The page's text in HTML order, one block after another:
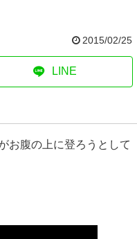
2015/02/25
LINE
お腹の上に登ろうとして